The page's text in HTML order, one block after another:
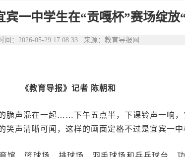
宾一中学生在“贡嘎杯”赛场绽放
间：2026-05-29 17:08:33 来源：教育导报网
《教育导报》记者 陈朝和
脆声混在一起……下午五点半，下课铃声一响，
声清晰可闻，这样的画面定格不过是宜宾一中